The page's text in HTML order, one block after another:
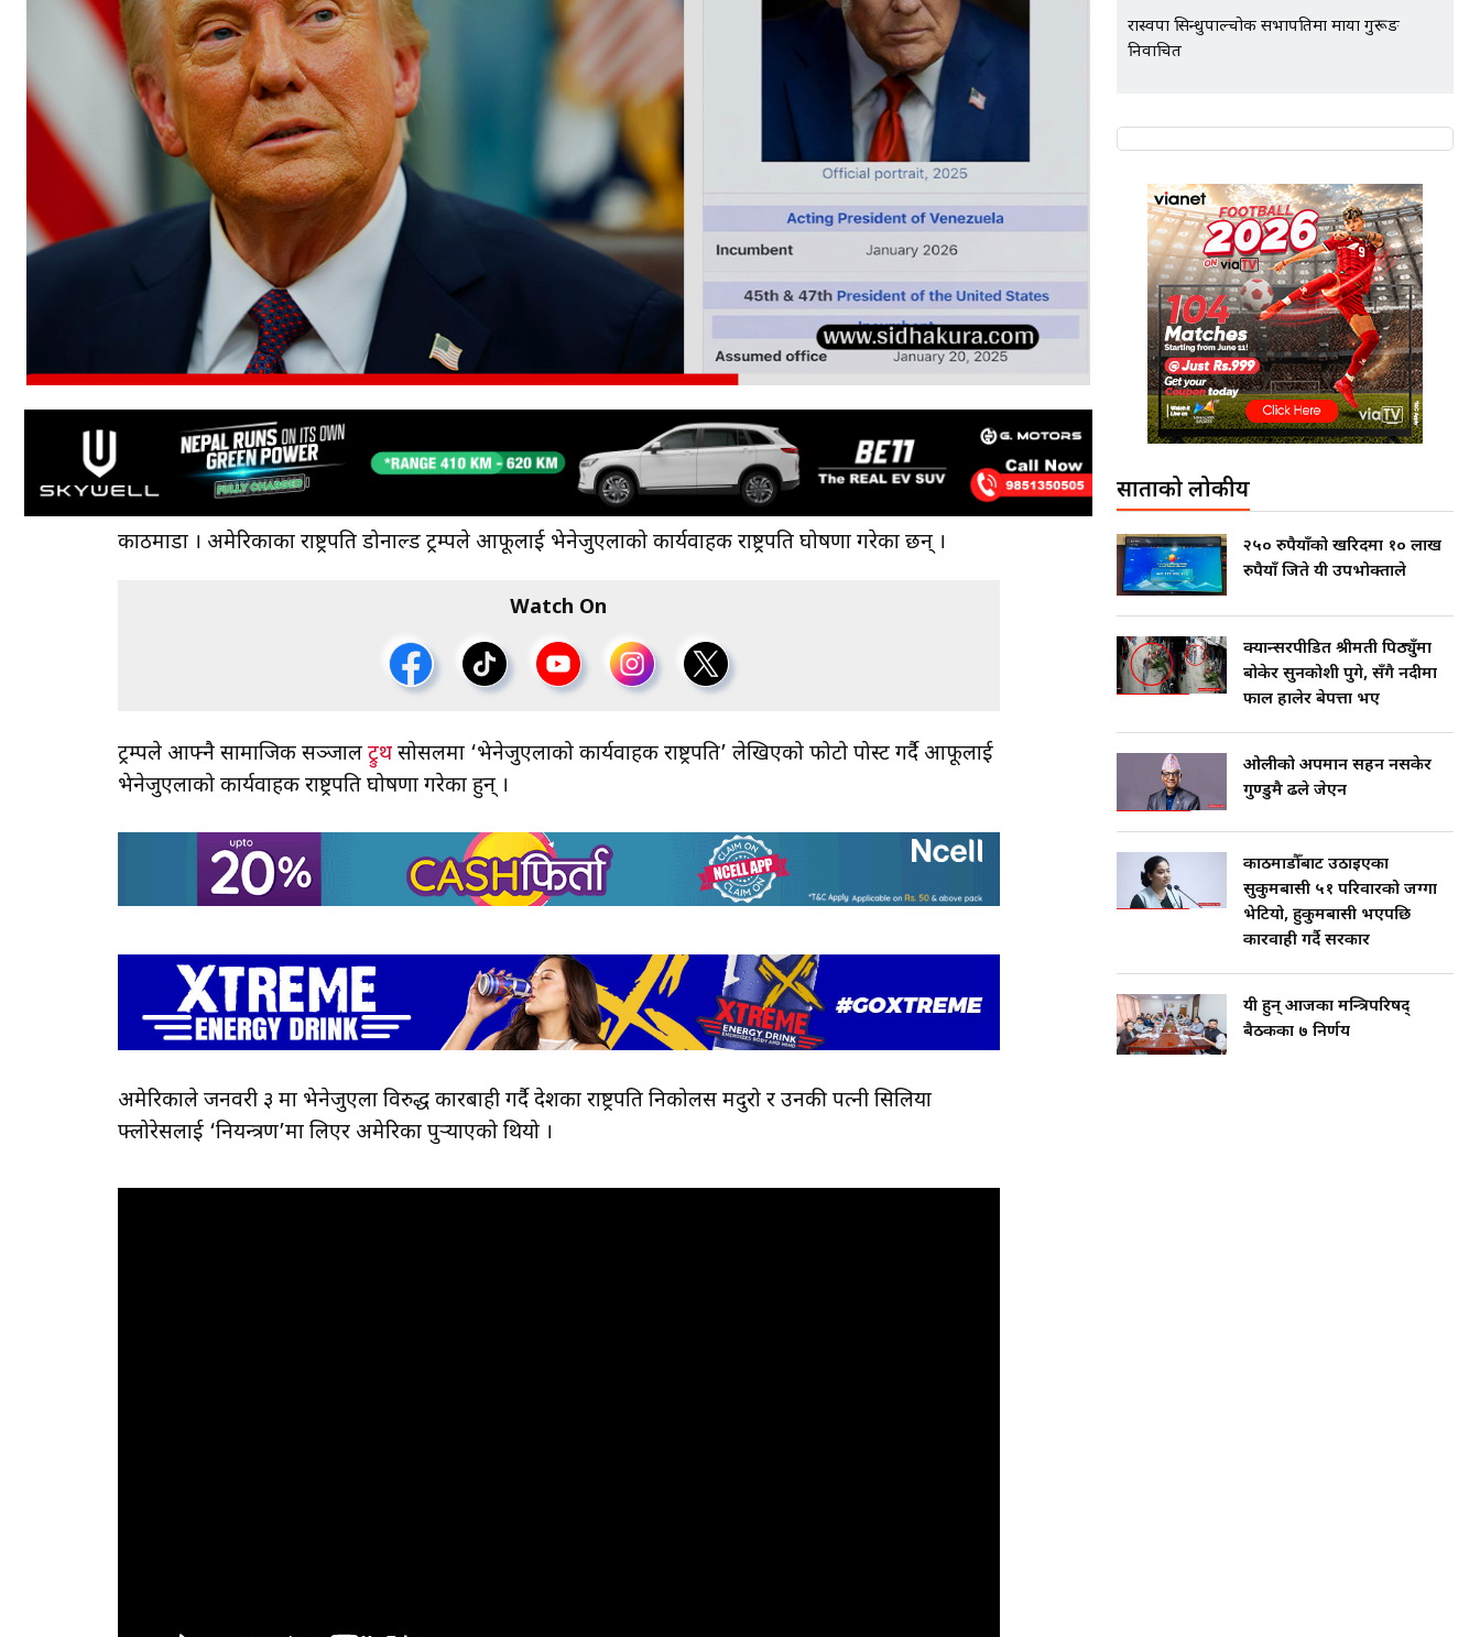
काठमाडौँ । अमेरिकाका राष्ट्रपति डोनाल्ड ट्रम्पले आफूलाई भेनेजुएलाको कार्यवाहक राष्ट्रपति घोषणा गरेका छन् ।
Watch On
ट्रम्पले आफ्नै सामाजिक सञ्जाल ट्रुथसोसलमा ‘भेनेजुएलाको कार्यवाहक राष्ट्रपति’ लेखिएको फोटो पोस्ट गर्दै आफूलाई
भेनेजुएलाको कार्यवाहक राष्ट्रपति घोषणा गरेका हुन् ।
अमेरिकाले जनवरी ३ मा भेनेजुएला विरुद्ध कारबाही गर्दै देशका राष्ट्रपति निकोलस मदुरो र उनकी पत्नी सिलिया
फ्लोरेसलाई ‘नियन्त्रण’मा लिएर अमेरिका पुर्‍याएको थियो ।
रास्वपा सिन्धुपाल्चोक सभापतिमा माया गुरूङ
निर्वाचित
साताको लोकप्रीय
२५० रुपैयाँको खरिदमा १० लाख
रुपैयाँ जिते यी उपभोक्ताले
क्यान्सरपीडित श्रीमती पिठ्युँमा
बोकेर सुनकोशी पुगे, सँगै नदीमा
फाल हालेर बेपत्ता भए
ओलीको अपमान सहन नसकेर
गुण्डुमै ढले जेएन
काठमाडौँबाट उठाइएका
सुकुमबासी ५१ परिवारको जग्गा
भेटियो, हुकुमबासी भएपछि
कारवाही गर्दै सरकार
यी हुन् आजका मन्त्रिपरिषद्
बैठकका ७ निर्णय